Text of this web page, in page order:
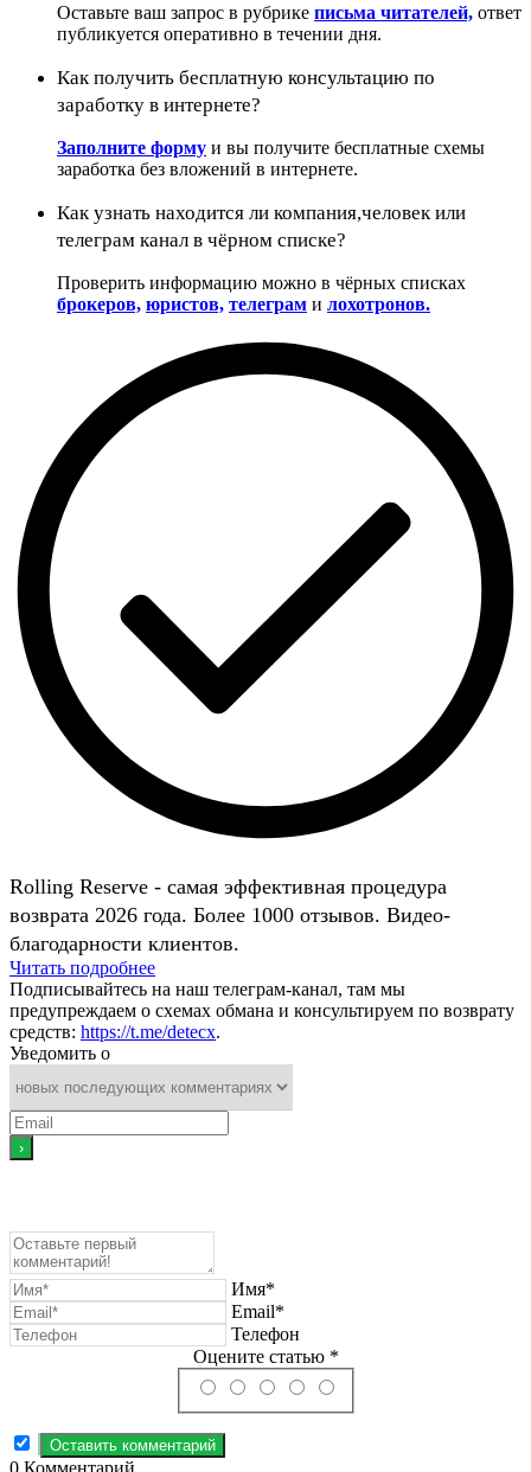
Оставьте ваш запрос в рубрике письма читателей, ответ
публикуется оперативно в течении дня.
Как получить бесплатную консультацию по
заработку в интернете?
Заполните форму и вы получите бесплатные схемы
заработка без вложений в интернете.
Как узнать находится ли компания,человек или
телеграм канал в чёрном списке?
Проверить информацию можно в чёрных списках
брокеров, юристов, телеграм и лохотронов.
Rolling Reserve - самая эффективная процедура
возврата 2026 года. Более 1000 отзывов. Видео-
благодарности клиентов.
Читать подробнее
Подписывайтесь на наш телеграм-канал, там мы
предупреждаем о схемах обмана и консультируем по возврату
средств: https://t.me/detecx.
Уведомить о
Имя*
Email*
Телефон
Оцените статью *
0 Комментарий